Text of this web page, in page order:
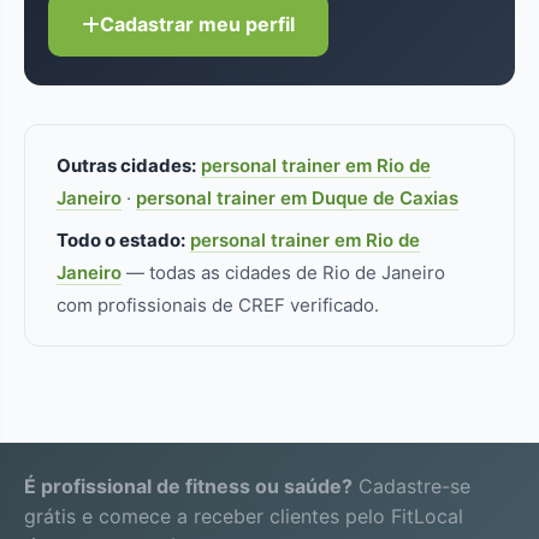
Cadastrar meu perfil
Outras cidades: personal trainer em Rio de
Janeiro · personal trainer em Duque de Caxias
Todo o estado: personal trainer em Rio de
Janeiro — todas as cidades de Rio de Janeiro
com profissionais de CREF verificado.
É profissional de fitness ou saúde? Cadastre-se
grátis e comece a receber clientes pelo FitLocal